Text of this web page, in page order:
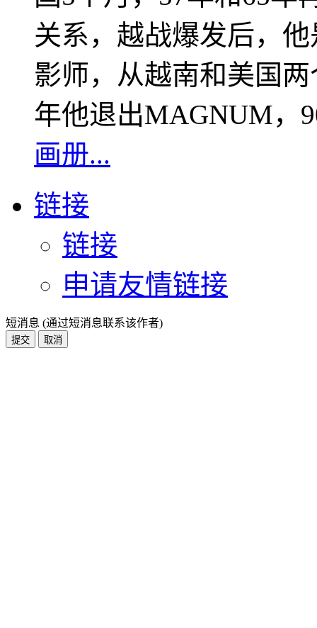
关系，越战爆发后，
影师，从越南和美国
年他退出MAGNUM，
画册...
链接
链接
申请友情链接
短消息 (通过短消息联系该作者)